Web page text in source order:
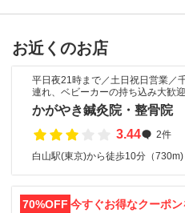
お近くのお店
平日夜21時まで／土日祝日営業／
連れ、ベビーカーの持ち込み大歓迎
かがやき鍼灸院・整骨院
3.44
2件
白山駅(東京)から徒歩10分（730m)
70%OFF 今すぐお得なクーポン